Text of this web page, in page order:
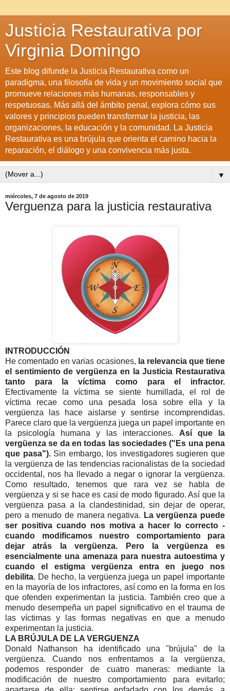
Justicia Restaurativa por
Virginia Domingo
Este blog difunde la Justicia Restaurativa como un
paradigma, una filosofía de vida y un movimiento social que
promueve relaciones más humanas, responsables y
respetuosas. Más allá del ámbito penal, explora cómo sus
valores y principios pueden transformar la justicia, las
organizaciones, la educación y la comunidad. La Justicia
Restaurativa es una brújula que orienta el camino hacia la
reparación, el diálogo y una convivencia más justa.
▼
miércoles, 7 de agosto de 2019
Verguenza para la justicia restaurativa
INTRODUCCIÓN
He comentado en varias ocasiones, la relevancia que tiene
el sentimiento de vergüenza en la Justicia Restaurativa
tanto para la víctima como para el infractor.
Efectivamente la víctima se siente humillada, el rol de
víctima recae como una pesada losa sobre ella y la
vergüenza las hace aislarse y sentirse incomprendidas.
Parece claro que la vergüenza juega un papel importante en
la psicología humana y las interacciones. Así que la
vergüenza se da en todas las sociedades ("Es una pena
que pasa"). Sin embargo, los investigadores sugieren que
la vergüenza de las tendencias racionalistas de la sociedad
occidental, nos ha llevado a negar o ignorar la vergüenza.
Como resultado, tenemos que rara vez se habla de
vergüenza y si se hace es casi de modo figurado. Así que la
vergüenza pasa a la clandestinidad, sin dejar de operar,
pero a menudo de manera negativa. La vergüenza puede
ser positiva cuando nos motiva a hacer lo correcto -
cuando modificamos nuestro comportamiento para
dejar atrás la vergüenza. Pero la vergüenza es
esencialmente una amenaza para nuestra autoestima y
cuando el estigma vergüenza entra en juego nos
debilita. De hecho, la vergüenza juega un papel importante
en la mayoría de los infractores, así como en la forma en los
que ofenden experimentan la justicia. También creo que a
menudo desempeña un papel significativo en el trauma de
las víctimas y las formas negativas en que a menudo
experimentan la justicia.
LA BRÚJULA DE LA VERGUENZA
Donald Nathanson ha identificado una "brújula" de la
vergüenza. Cuando nos enfrentamos a la vergüenza,
podemos responder de cuatro maneras: mediante la
modificación de nuestro comportamiento para evitarlo;